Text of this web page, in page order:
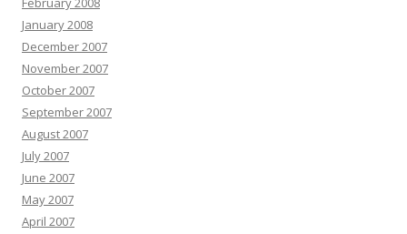
January 2008
December 2007
November 2007
October 2007
September 2007
August 2007
July 2007
June 2007
May 2007
April 2007